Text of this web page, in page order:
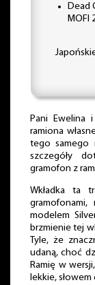
Dead
MOFI
Pani
ramiona
tego samego
szczegóły
gramofon z
Wkładka ta
modelem
brzmienie tej
Tyle, że
udaną, choć
Ramię w
lekkie, słowem